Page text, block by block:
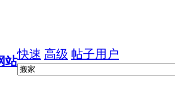
快速 高级 帖子用户